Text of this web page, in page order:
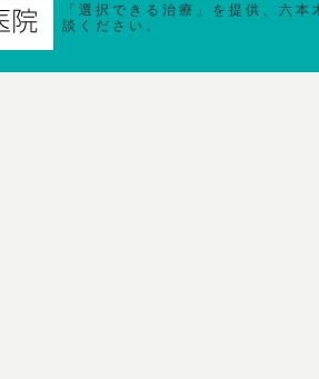
「選択できる治療」を提供、六
談ください。